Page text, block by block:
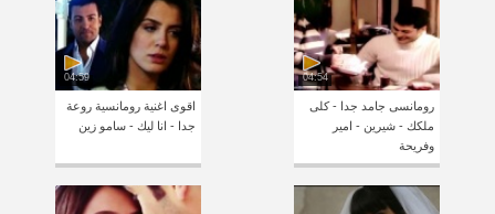
04:54
رومانسى جامد جدا - كلى
ملكك - شيرين - امير
وفريحة
04:59
اقوى اغنية رومانسية روعة
جدا - انا ليك - سامو زين